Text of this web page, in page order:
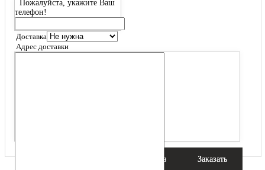
Пожалуйста, укажите Ваш
телефон!
Доставка
Адрес доставки